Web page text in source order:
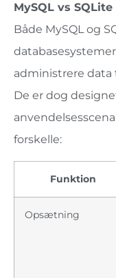
MySQL vs
Både MySQL og
administrere
De er dog
forskelle:
Funktion
Opsætning